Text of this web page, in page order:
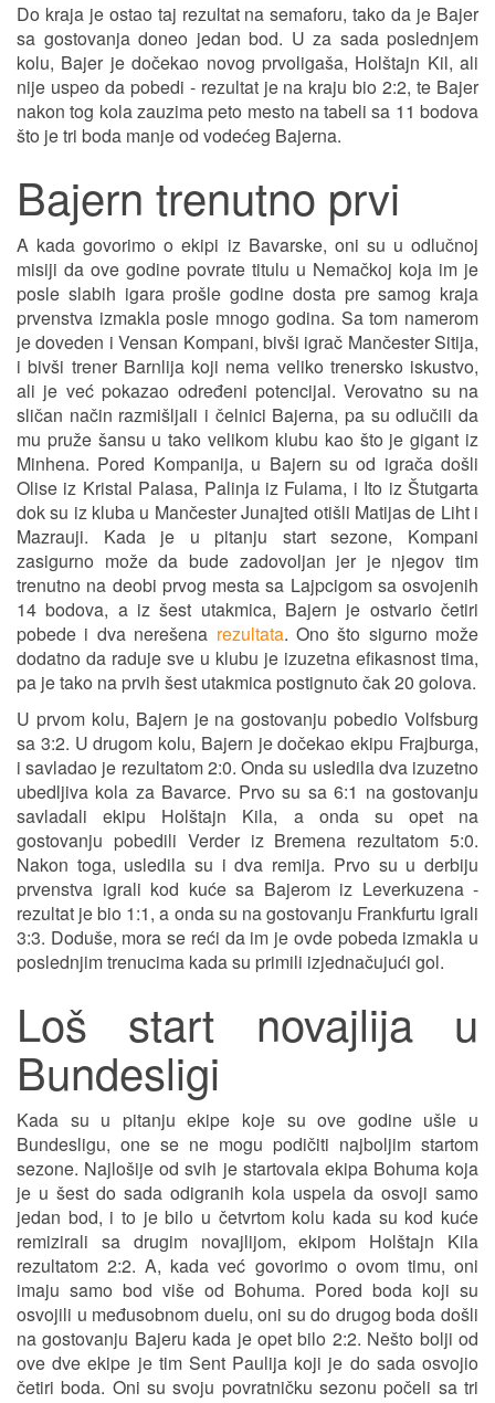
Do kraja je ostao taj rezultat na semaforu, tako da je Bajer
sa gostovanja doneo jedan bod. U za sada poslednjem
kolu, Bajer je dočekao novog prvoligaša, Holštajn Kil, ali
nije uspeo da pobedi - rezultat je na kraju bio 2:2, te Bajer
nakon tog kola zauzima peto mesto na tabeli sa 11 bodova
što je tri boda manje od vodećeg Bajerna.
Bajern trenutno prvi
A kada govorimo o ekipi iz Bavarske, oni su u odlučnoj
misiji da ove godine povrate titulu u Nemačkoj koja im je
posle slabih igara prošle godine dosta pre samog kraja
prvenstva izmakla posle mnogo godina. Sa tom namerom
je doveden i Vensan Kompani, bivši igrač Mančester Sitija,
i bivši trener Barnlija koji nema veliko trenersko iskustvo,
ali je već pokazao određeni potencijal. Verovatno su na
sličan način razmišljali i čelnici Bajerna, pa su odlučili da
mu pruže šansu u tako velikom klubu kao što je gigant iz
Minhena. Pored Kompanija, u Bajern su od igrača došli
Olise iz Kristal Palasa, Palinja iz Fulama, i Ito iz Štutgarta
dok su iz kluba u Mančester Junajted otišli Matijas de Liht i
Mazrauji. Kada je u pitanju start sezone, Kompani
zasigurno može da bude zadovoljan jer je njegov tim
trenutno na deobi prvog mesta sa Lajpcigom sa osvojenih
14 bodova, a iz šest utakmica, Bajern je ostvario četiri
pobede i dva nerešena rezultata. Ono što sigurno može
dodatno da raduje sve u klubu je izuzetna efikasnost tima,
pa je tako na prvih šest utakmica postignuto čak 20 golova.
U prvom kolu, Bajern je na gostovanju pobedio Volfsburg
sa 3:2. U drugom kolu, Bajern je dočekao ekipu Frajburga,
i savladao je rezultatom 2:0. Onda su usledila dva izuzetno
ubedljiva kola za Bavarce. Prvo su sa 6:1 na gostovanju
savladali ekipu Holštajn Kila, a onda su opet na
gostovanju pobedili Verder iz Bremena rezultatom 5:0.
Nakon toga, usledila su i dva remija. Prvo su u derbiju
prvenstva igrali kod kuće sa Bajerom iz Leverkuzena -
rezultat je bio 1:1, a onda su na gostovanju Frankfurtu igrali
3:3. Doduše, mora se reći da im je ovde pobeda izmakla u
poslednjim trenucima kada su primili izjednačujući gol.
Loš start novajlija u
Bundesligi
Kada su u pitanju ekipe koje su ove godine ušle u
Bundesligu, one se ne mogu podičiti najboljim startom
sezone. Najlošije od svih je startovala ekipa Bohuma koja
je u šest do sada odigranih kola uspela da osvoji samo
jedan bod, i to je bilo u četvrtom kolu kada su kod kuće
remizirali sa drugim novajlijom, ekipom Holštajn Kila
rezultatom 2:2. A, kada već govorimo o ovom timu, oni
imaju samo bod više od Bohuma. Pored boda koji su
osvojili u međusobnom duelu, oni su do drugog boda došli
na gostovanju Bajeru kada je opet bilo 2:2. Nešto bolji od
ove dve ekipe je tim Sent Paulija koji je do sada osvojio
četiri boda. Oni su svoju povratničku sezonu počeli sa tri